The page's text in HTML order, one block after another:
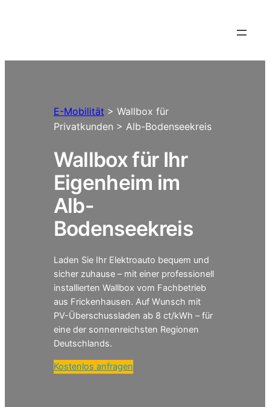
E-Mobilität > Wallbox für
Privatkunden > Alb-Bodenseekreis
Wallbox für Ihr
Eigenheim im
Alb-
Bodenseekreis
Laden Sie Ihr Elektroauto bequem und
sicher zuhause – mit einer professionell
installierten Wallbox vom Fachbetrieb
aus Frickenhausen. Auf Wunsch mit
PV-Überschussladen ab 8 ct/kWh – für
eine der sonnenreichsten Regionen
Deutschlands.
Kostenlos anfragen